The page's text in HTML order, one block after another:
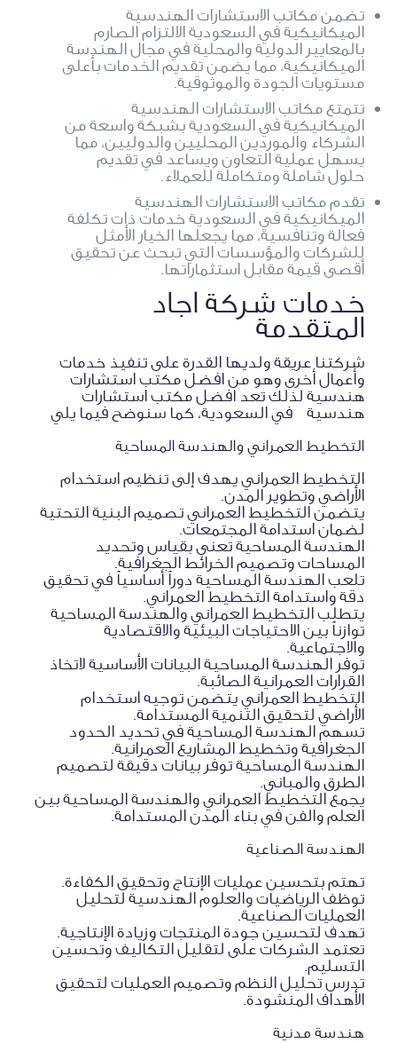
تضمن مكاتب الاستشارات الهندسية
الميكانيكية في السعودية الالتزام الصارم
بالمعايير الدولية والمحلية في مجال الهندسة
الميكانيكية، مما يضمن تقديم الخدمات بأعلى
مستويات الجودة والموثوقية.
تتمتع مكاتب الاستشارات الهندسية
الميكانيكية في السعودية بشبكة واسعة من
الشركاء والموردين المحليين والدوليين، مما
يسهل عملية التعاون ويساعد في تقديم
حلول شاملة ومتكاملة للعملاء.
تقدم مكاتب الاستشارات الهندسية
الميكانيكية في السعودية خدمات ذات تكلفة
فعالة وتنافسية، مما يجعلها الخيار الأمثل
للشركات والمؤسسات التي تبحث عن تحقيق
أقصى قيمة مقابل استثماراتها.
خدمات شركة اجاد
المتقدمة
شركتنا عريقة ولديها القدرة على تنفيذ خدمات
وأعمال أخرى وهو من افضل مكتب استشارات
هندسية لذلك تعد افضل مكتب استشارات
هندسية في السعودية، كما سنوضح فيما يلي
التخطيط العمراني والهندسة المساحية
التخطيط العمراني يهدف إلى تنظيم استخدام
الأراضي وتطوير المدن.
يتضمن التخطيط العمراني تصميم البنية التحتية
لضمان استدامة المجتمعات.
الهندسة المساحية تعنى بقياس وتحديد
المساحات وتصميم الخرائط الجغرافية.
تلعب الهندسة المساحية دوراً أساسياً في تحقيق
دقة واستدامة التخطيط العمراني.
يتطلب التخطيط العمراني والهندسة المساحية
توازناً بين الاحتياجات البيئية والاقتصادية
والاجتماعية.
توفر الهندسة المساحية البيانات الأساسية لاتخاذ
القرارات العمرانية الصائبة.
التخطيط العمراني يتضمن توجيه استخدام
الأراضي لتحقيق التنمية المستدامة.
تسهم الهندسة المساحية في تحديد الحدود
الجغرافية وتخطيط المشاريع العمرانية.
الهندسة المساحية توفر بيانات دقيقة لتصميم
الطرق والمباني.
يجمع التخطيط العمراني والهندسة المساحية بين
العلم والفن في بناء المدن المستدامة.
الهندسة الصناعية
تهتم بتحسين عمليات الإنتاج وتحقيق الكفاءة.
توظف الرياضيات والعلوم الهندسية لتحليل
العمليات الصناعية.
تهدف لتحسين جودة المنتجات وزيادة الإنتاجية.
تعتمد الشركات على لتقليل التكاليف وتحسين
التسليم.
تدرس تحليل النظم وتصميم العمليات لتحقيق
الأهداف المنشودة.
هندسة مدنية